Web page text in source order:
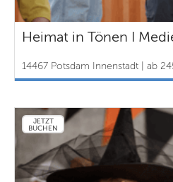
Heimat in Tönen I
14467 Potsdam Innenstadt | ab
JETZT
BUCHEN